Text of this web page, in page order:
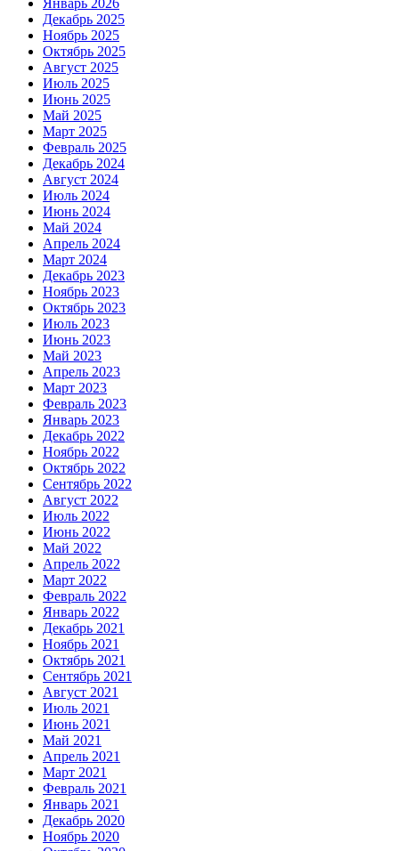
Январь 2026
Декабрь 2025
Ноябрь 2025
Октябрь 2025
Август 2025
Июль 2025
Июнь 2025
Май 2025
Март 2025
Февраль 2025
Декабрь 2024
Август 2024
Июль 2024
Июнь 2024
Май 2024
Апрель 2024
Март 2024
Декабрь 2023
Ноябрь 2023
Октябрь 2023
Июль 2023
Июнь 2023
Май 2023
Апрель 2023
Март 2023
Февраль 2023
Январь 2023
Декабрь 2022
Ноябрь 2022
Октябрь 2022
Сентябрь 2022
Август 2022
Июль 2022
Июнь 2022
Май 2022
Апрель 2022
Март 2022
Февраль 2022
Январь 2022
Декабрь 2021
Ноябрь 2021
Октябрь 2021
Сентябрь 2021
Август 2021
Июль 2021
Июнь 2021
Май 2021
Апрель 2021
Март 2021
Февраль 2021
Январь 2021
Декабрь 2020
Ноябрь 2020